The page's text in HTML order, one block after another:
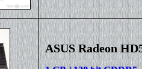
ASUS Radeon